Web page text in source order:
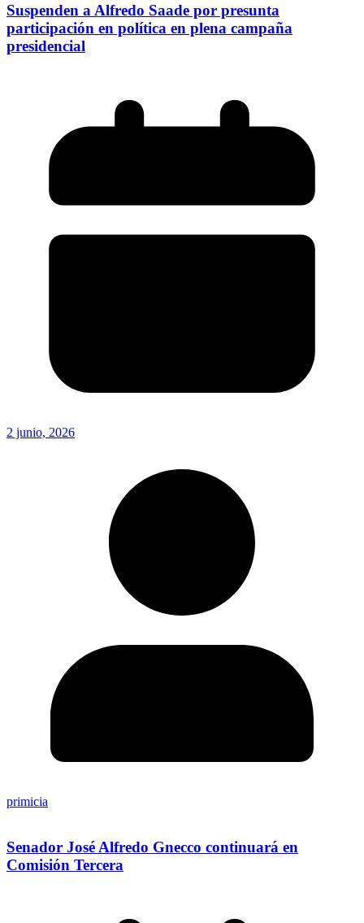
Suspenden a Alfredo Saade por presunta
participación en política en plena campaña
presidencial
2 junio, 2026
primicia
Senador José Alfredo Gnecco continuará en
Comisión Tercera